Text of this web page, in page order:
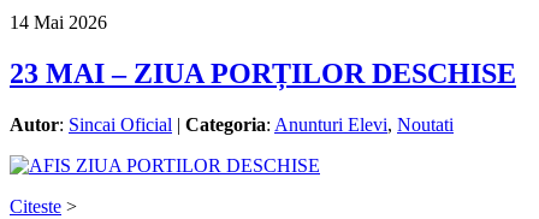
14 Mai 2026
23 MAI – ZIUA PORȚILOR DESCHISE
Autor: Sincai Oficial | Categoria: Anunturi Elevi, Noutati
Citeste >